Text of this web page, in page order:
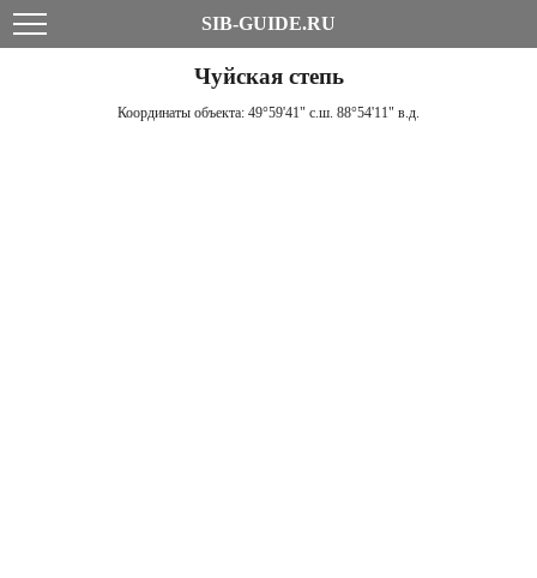
SIB-GUIDE.RU
Чуйская степь
Координаты объекта: 49°59'41" с.ш. 88°54'11" в.д.